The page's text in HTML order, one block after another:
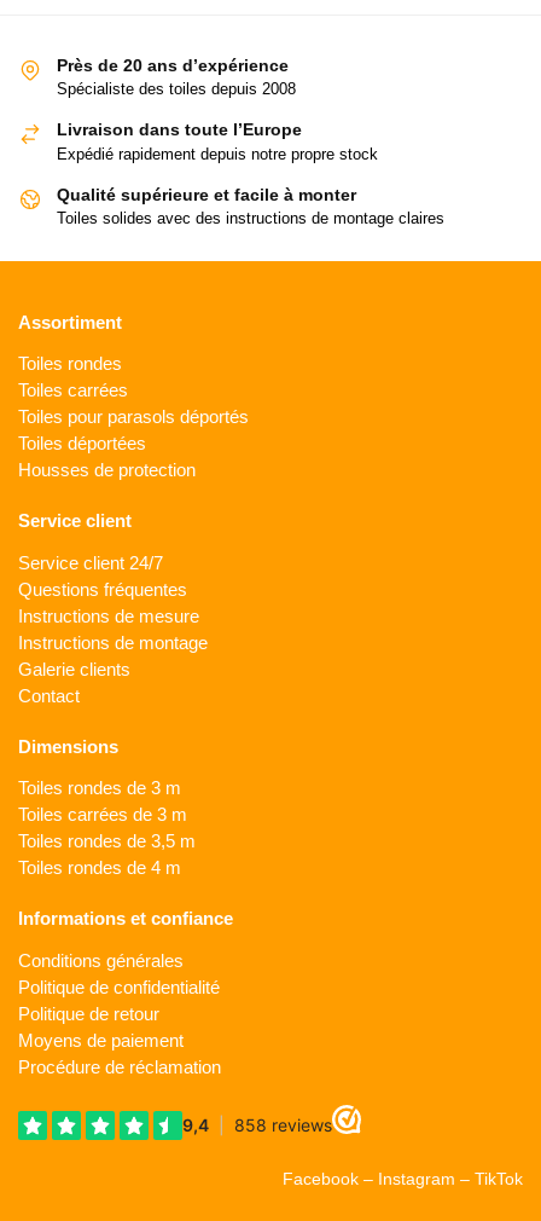
Près de 20 ans d’expérience
Spécialiste des toiles depuis 2008
Livraison dans toute l’Europe
Expédié rapidement depuis notre propre stock
Qualité supérieure et facile à monter
Toiles solides avec des instructions de montage claires
Assortiment
Toiles rondes
Toiles carrées
Toiles pour parasols déportés
Toiles déportées
Housses de protection
Service client
Service client 24/7
Questions fréquentes
Instructions de mesure
Instructions de montage
Galerie clients
Contact
Dimensions
Toiles rondes de 3 m
Toiles carrées de 3 m
Toiles rondes de 3,5 m
Toiles rondes de 4 m
Informations et confiance
Conditions générales
Politique de confidentialité
Politique de retour
Moyens de paiement
Procédure de réclamation
Facebook – Instagram – TikTok